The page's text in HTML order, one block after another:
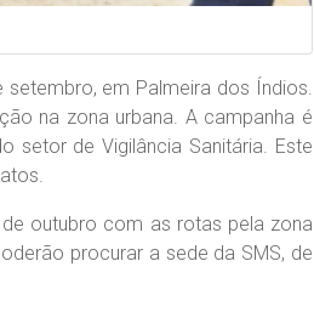
em Palmeira dos Índios.
na zona urbana. A campanha é
setor de Vigilância Sanitária. Este
outubro com as rotas pela zona
procurar a sede da SMS, de